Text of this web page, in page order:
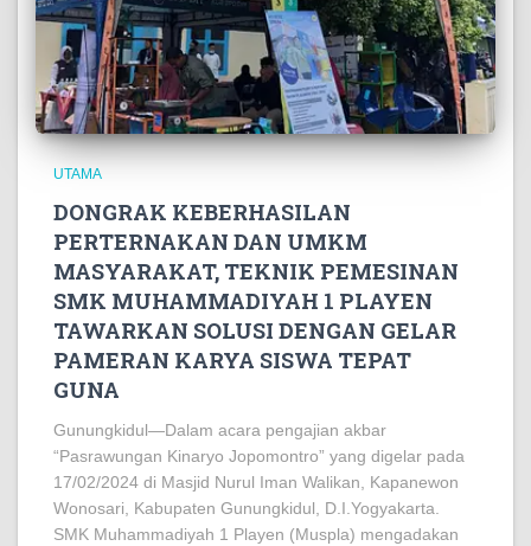
UTAMA
DONGRAK KEBERHASILAN
PERTERNAKAN DAN UMKM
MASYARAKAT, TEKNIK PEMESINAN
SMK MUHAMMADIYAH 1 PLAYEN
TAWARKAN SOLUSI DENGAN GELAR
PAMERAN KARYA SISWA TEPAT
GUNA
Gunungkidul—Dalam acara pengajian akbar
“Pasrawungan Kinaryo Jopomontro” yang digelar pada
17/02/2024 di Masjid Nurul Iman Walikan, Kapanewon
Wonosari, Kabupaten Gunungkidul, D.I.Yogyakarta.
SMK Muhammadiyah 1 Playen (Muspla) mengadakan